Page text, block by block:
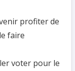
profiter de
faire
voter pour le